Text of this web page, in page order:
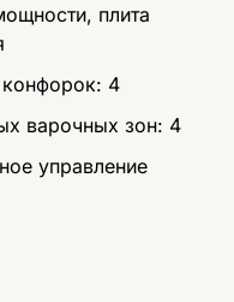
плита
конфорок: 4
варочных зон: 4
управление